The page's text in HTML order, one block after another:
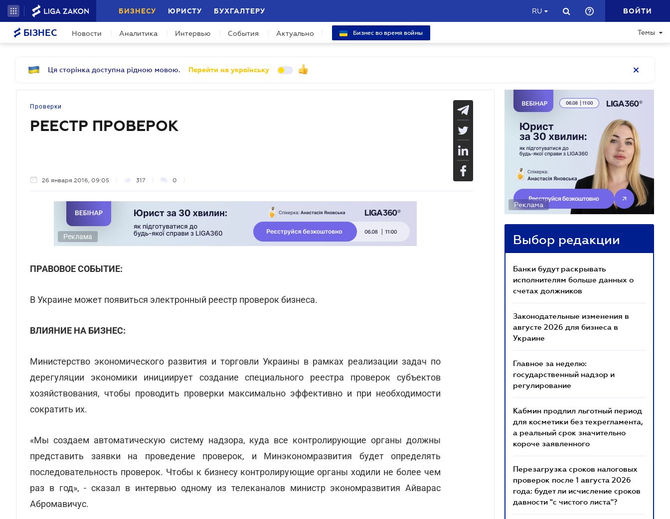
БИЗНЕСУ ЮРИСТУ БУХГАЛТЕРУ RU ВОЙТИ
БІЗНЕС Новости Аналитика Интервью События Актуально Бизнес во время войны Темы
Ця сторінка доступна рідною мовою. Перейти на українську
Проверки
РЕЕСТР ПРОВЕРОК
26 января 2016, 09:05 317 0
Реклама
ПРАВОВОЕ СОБЫТИЕ:
В Украине может появиться электронный реестр проверок бизнеса.
ВЛИЯНИЕ НА БИЗНЕС:
Министерство экономического развития и торговли Украины в рамках реализации задач по
дерегуляции экономики инициирует создание специального реестра проверок субъектов
хозяйствования, чтобы проводить проверки максимально эффективно и при необходимости
сократить их.
«Мы создаем автоматическую систему надзора, куда все контролирующие органы должны
представить заявки на проведение проверок, и Минэкономразвития будет определять
последовательность проверок. Чтобы к бизнесу контролирующие органы ходили не более чем
раз в год», - сказал в интервью одному из телеканалов министр экономразвития Айварас
Абромавичус.
Реклама
Выбор редакции
Банки будут раскрывать
исполнителям больше данных о
счетах должников
Законодательные изменения в
августе 2026 для бизнеса в
Украине
Главное за неделю:
государственный надзор и
регулирование
Кабмин продлил льготный период
для косметики без техрегламента,
а реальный срок значительно
короче заявленного
Перезагрузка сроков налоговых
проверок после 1 августа 2026
года: будет ли исчисление сроков
давности "с чистого листа"?